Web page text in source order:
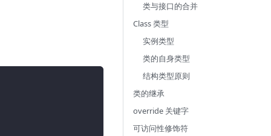
类与接口的合并
Class 类型
实例类型
类的自身类型
结构类型原则
类的继承
override 关键字
可访问性修饰符